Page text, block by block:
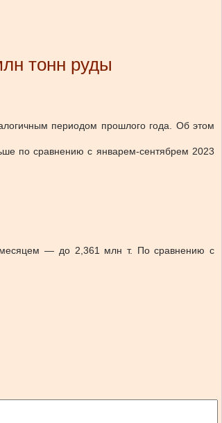
тонн руды
периодом прошлого года. Об этом
по сравнению с январем-сентябрем 2023
месяцем — до 2,361 млн т. По сравнению с